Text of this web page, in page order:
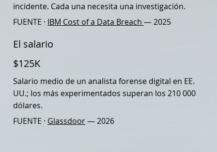
incidente. Cada una necesita una investigación.
FUENTE · IBM Cost of a Data Breach— 2025
El salario
Salario medio de un analista forense digital en EE.
UU.; los más experimentados superan los 210 000
dólares.
$125K
FUENTE · Glassdoor— 2026